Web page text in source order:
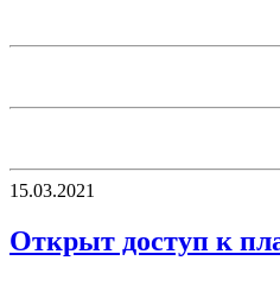
15.03.2021
Открыт доступ к